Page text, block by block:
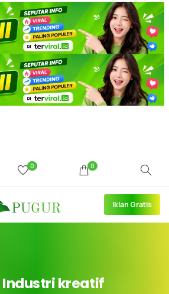
0 0
Iklan Gratis
Industrikreatif